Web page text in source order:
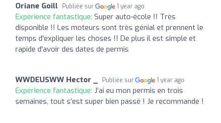
Oriane Goill Publiée sur 1 year ago
Expérience fantastique: Super auto-école !! Très
disponible !! Les moteurs sont très génial et prennent le
temps d'expliquer les choses !! De plus il est simple et
rapide d'avoir des dates de permis
WWDEUSWW Hector _ Publiée sur 1 year ago
Expérience fantastique: J’ai eu mon permis en trois
semaines, tout s’est super bien passé ! Je recommande !